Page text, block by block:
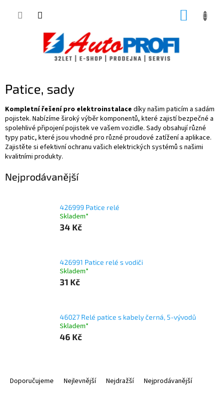
Patice, sady
Kompletní řešení pro elektroinstalace díky našim paticím a sadám
pojistek. Nabízíme široký výběr komponentů, které zajistí bezpečné a
spolehlivé připojení pojistek ve vašem vozidle. Sady obsahují různé
typy patic, které jsou vhodné pro různé proudové zatížení a aplikace.
Zajistěte si efektivní ochranu vašich elektrických systémů s našimi
kvalitními produkty.
Nejprodávanější
426999 Patice relé
Skladem*
34 Kč
426991 Patice relé s vodiči
Skladem*
31 Kč
46027 Relé patice s kabely černá, 5-vývodů
Skladem*
46 Kč
Doporučujeme Nejlevnější Nejdražší
Nejprodávanější